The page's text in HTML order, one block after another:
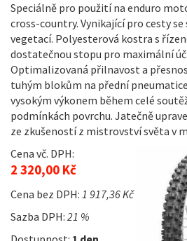
Speciálně pro použití na enduro
cross-country. Vynikající pro cesty se
vegetací. Polyesterová kostra s
dostatečnou stopu pro maximální
Optimalizovaná přilnavost a
tuhým blokům na přední
vysokým výkonem během celé
podmínkách povrchu. Jatečně
ze zkušeností z mistrovství světa v
Cena vč. DPH:
2 320,00 Kč
Cena bez DPH: 1 917,36 Kč
Sazba DPH: 21 %